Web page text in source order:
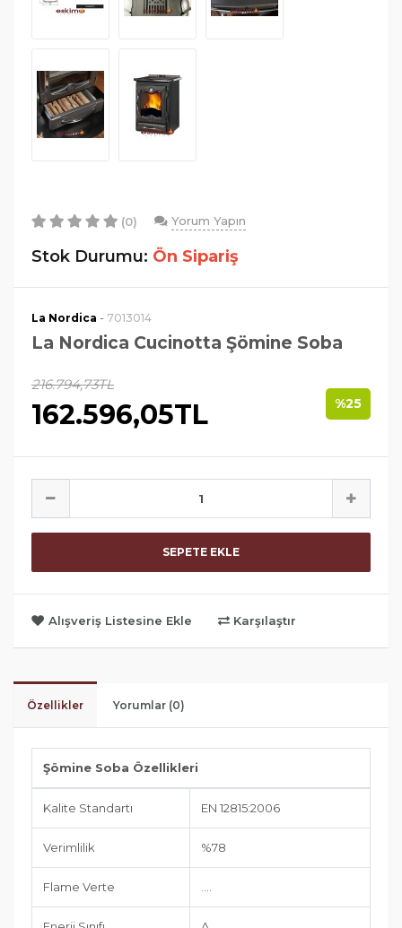
(0) Yorum Yapın
Stok Durumu: Ön Sipariş
La Nordica - 7013014
La Nordica Cucinotta Şömine Soba
216.794,73TL
162.596,05TL %25
SEPETE EKLE
Alışveriş Listesine Ekle Karşılaştır
Özellikler Yorumlar (0)
Şömine Soba Özellikleri
Kalite Standartı EN 12815:2006
Verimlilik %78
Flame Verte ....